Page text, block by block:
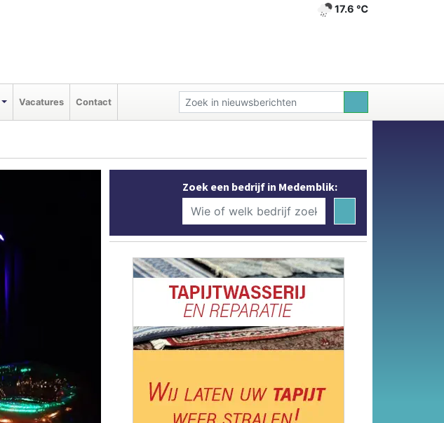
17.6 ℃
Vacatures Contact
Zoek een bedrijf in Medemblik: